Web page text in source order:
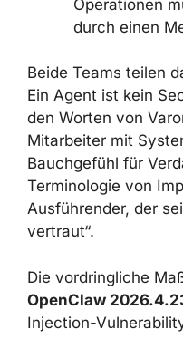
Mensch in
Aktionen:Das
Operationen
durch einen
Beide Teams teilen
Ein Agent ist kein
den Worten von
Mitarbeiter mit
Terminologie von
„authentifizierter
Eingabedaten